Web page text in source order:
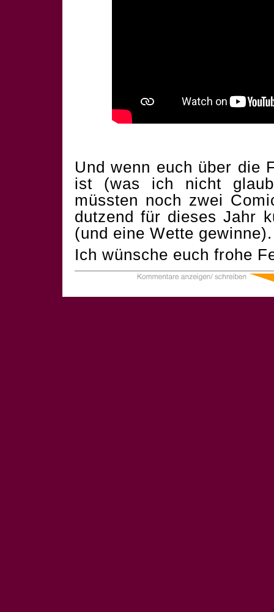
Und wenn euch über die
ist (was ich nicht
müssten noch zwei
dutzend für dieses Jahr
(und eine Wette
Ich wünsche euch frohe